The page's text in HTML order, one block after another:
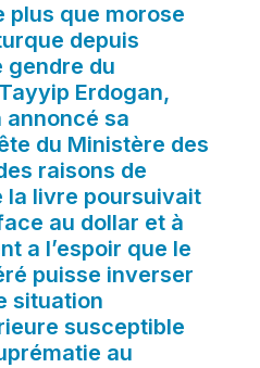
plus que morose
depuis
gendre du
Erdogan,
annoncé sa
du Ministère des
raisons de
la livre poursuivait
au dollar et à
a l’espoir que le
puisse inverser
situation
susceptible
au